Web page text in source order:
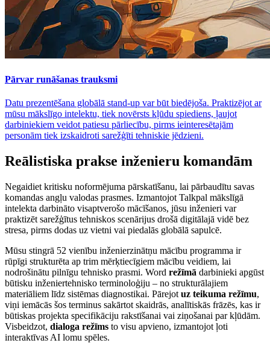
Pārvar runāšanas trauksmi
Datu prezentēšana globālā stand-up var būt biedējoša. Praktizējot ar
mūsu mākslīgo intelektu, tiek novērsts kļūdu spiediens, ļaujot
darbiniekiem veidot patiesu pārliecību, pirms ieinteresētajām
personām tiek izskaidroti sarežģīti tehniskie jēdzieni.
Reālistiska prakse inženieru komandām
Negaidiet kritisku noformējuma pārskatīšanu, lai pārbaudītu savas
komandas angļu valodas prasmes. Izmantojot Talkpal mākslīgā
intelekta darbināto visaptverošo mācīšanos, jūsu inženieri var
praktizēt sarežģītus tehniskos scenārijus drošā digitālajā vidē bez
stresa, pirms dodas uz vietni vai piedalās globālā sapulcē.
Mūsu stingrā 52 vienību inženierzinātņu mācību programma ir
rūpīgi strukturēta ap trim mērķtiecīgiem mācību veidiem, lai
nodrošinātu pilnīgu tehnisko prasmi. Word režīmā darbinieki apgūst
būtisku inženiertehnisko terminoloģiju – no strukturālajiem
materiāliem līdz sistēmas diagnostikai. Pārejot uz teikuma režīmu,
viņi iemācās šos terminus sakārtot skaidrās, analītiskās frāzēs, kas ir
būtiskas projekta specifikāciju rakstīšanai vai ziņošanai par kļūdām.
Visbeidzot, dialoga režīms to visu apvieno, izmantojot ļoti
interaktīvas AI lomu spēles.